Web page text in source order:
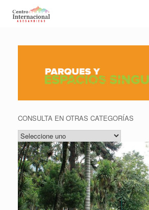
contenido
CONSULTA EN OTRAS CATEGORÍAS